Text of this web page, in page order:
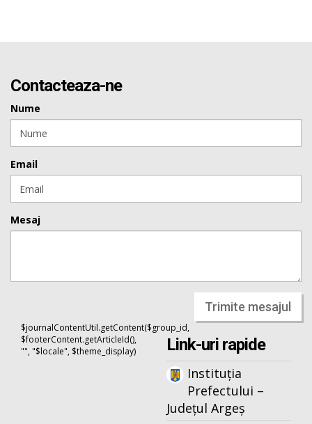
Contacteaza-ne
Nume
Email
Mesaj
Trimite mesajul
$journalContentUtil.getContent($group_id,
$footerContent.getArticleId(),
"", "$locale", $theme_display)
Link-uri rapide
Instituția
Prefectului –
Județul Argeș